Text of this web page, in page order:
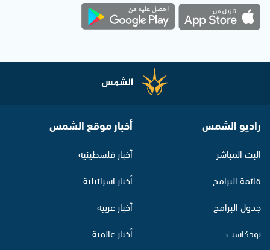
راديو الشمس
البث المباشر
قائمة البرامج
جدول البرامج
بودكاست
أخبار موقع الشمس
أخبار فلسطينية
أخبار اسرائيلية
أخبار عربية
أخبار عالمية